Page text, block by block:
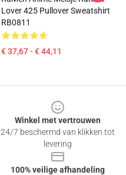
Lover 425 Pullover Sweatshirt
RB0811
€ 37,67 - € 44,11
Winkel met vertrouwen
24/7 beschermd van klikken tot
levering
100% veilige afhandeling